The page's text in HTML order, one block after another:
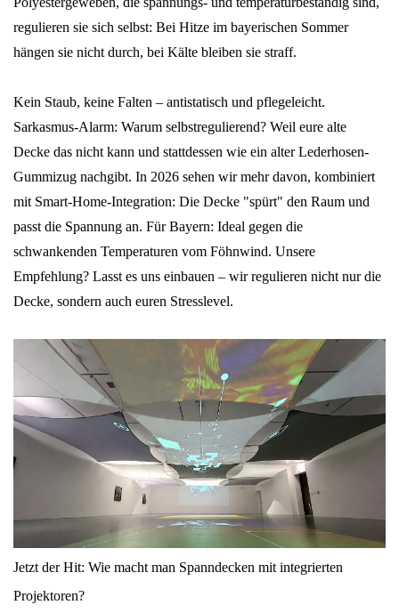
regulieren sie sich selbst: Bei Hitze im bayerischen Sommer
hängen sie nicht durch, bei Kälte bleiben sie straff.
Kein Staub, keine Falten – antistatisch und pflegeleicht.
Sarkasmus-Alarm: Warum selbstregulierend? Weil eure alte
Decke das nicht kann und stattdessen wie ein alter Lederhosen-
Gummizug nachgibt. In 2026 sehen wir mehr davon, kombiniert
mit Smart-Home-Integration: Die Decke "spürt" den Raum und
passt die Spannung an. Für Bayern: Ideal gegen die
schwankenden Temperaturen vom Föhnwind. Unsere
Empfehlung? Lasst es uns einbauen – wir regulieren nicht nur die
Decke, sondern auch euren Stresslevel.
Jetzt der Hit: Wie macht man Spanndecken mit integrierten
Projektoren?